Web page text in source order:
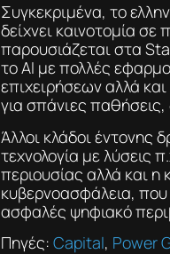
Συγκεκριμένα, το
δείχνει καινοτομία
παρουσιάζεται στα
το ΑΙ με πολλές
επιχειρήσεων αλλά
για σπάνιες
Άλλοι κλάδοι έντονης
τεχνολογία με λύσεις
περιουσίας αλλά και η
κυβερνοασφάλεια, που
ασφαλές ψηφιακό
Πηγές:Capital, Power